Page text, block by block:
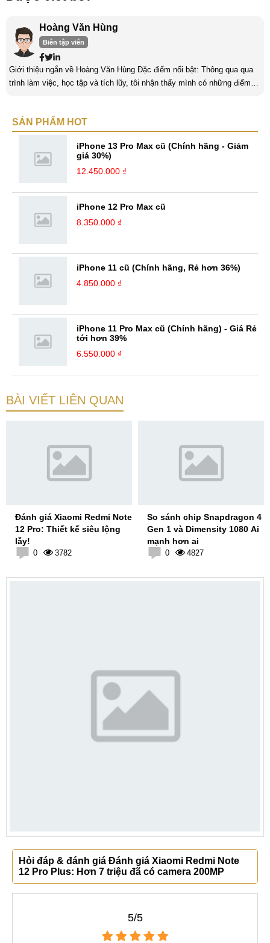
Hoàng Văn Hùng
Biên tập viên
Giới thiệu ngắn về Hoàng Văn Hùng Đặc điểm nổi bật: Thông qua qua
trình làm việc, học tập và tích lũy, tôi nhận thấy mình có những điểm
năng làm việc độc lập, làm việc nhóm tốt. Yêu thích chạy bộ, nghe
SẢN PHẨM HOT
iPhone 13 Pro Max cũ (Chính hãng - Giảm
giá 30%)
12.450.000 ₫
iPhone 12 Pro Max cũ
8.350.000 ₫
iPhone 11 cũ (Chính hãng, Rẻ hơn 36%)
4.850.000 ₫
iPhone 11 Pro Max cũ (Chính hãng) - Giá Rẻ
tới hơn 39%
6.550.000 ₫
BÀI VIẾT LIÊN QUAN
Đánh giá Xiaomi Redmi Note
12 Pro: Thiết kế siêu lộng
lẫy!
0 3782
So sánh chip Snapdragon 4
Gen 1 và Dimensity 1080 Ai
mạnh hơn ai
0 4827
Hỏi đáp & đánh giá Đánh giá Xiaomi Redmi Note
12 Pro Plus: Hơn 7 triệu đã có camera 200MP
5/5